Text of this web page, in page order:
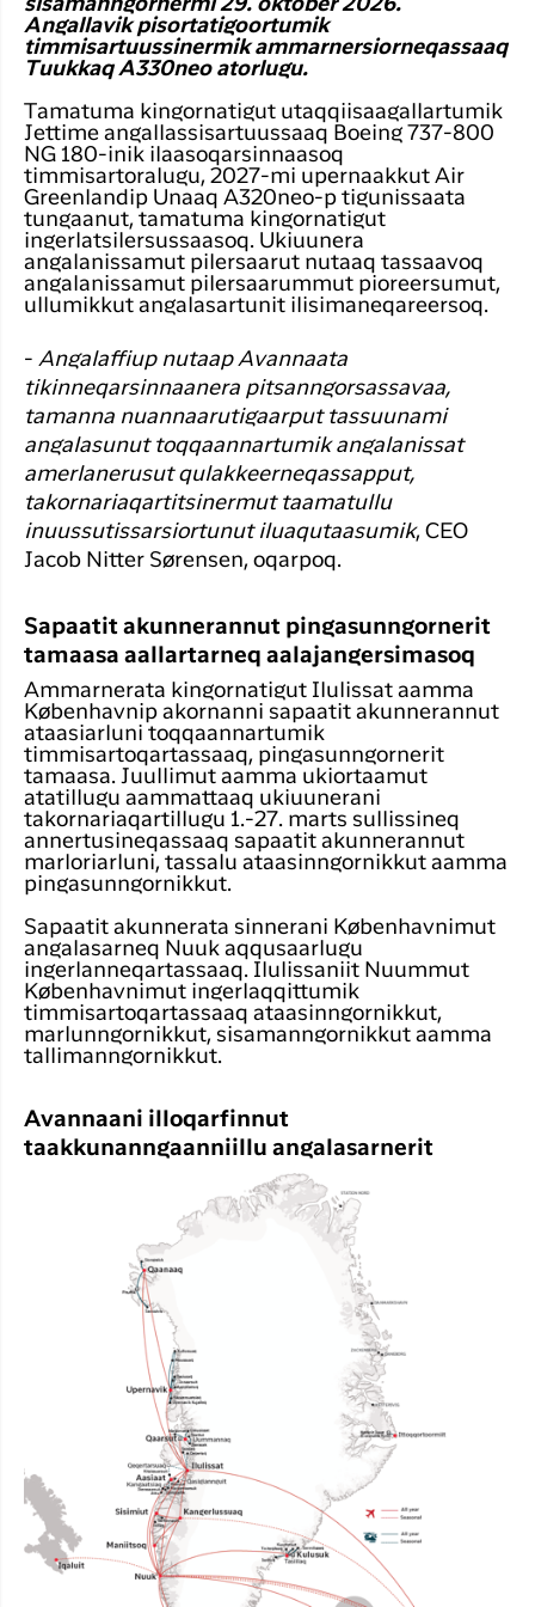
Suliffimmit
angalanerit
Har du glemt din adgangskode?
Ny Profil
Tilmeld dig gratis Club Timmisa og få en
masse eksklusive fordele. Læs mere om
klubben her.
Tilmeld dig Club Timmisa
sisamanngornermi 29. oktober 2026.
Angallavik pisortatigoortumik
timmisartuussinermik ammarnersiorneqassaaq
Tuukkaq A330neo atorlugu.
Tamatuma kingornatigut utaqqiisaagallartumik
Jettime angallassisartuussaaq Boeing 737-800
NG 180-inik ilaasoqarsinnaasoq
timmisartoralugu, 2027-mi upernaakkut Air
Greenlandip Unaaq A320neo-p tigunissaata
tungaanut, tamatuma kingornatigut
ingerlatsilersussaasoq. Ukiuunera
angalanissamut pilersaarut nutaaq tassaavoq
angalanissamut pilersaarummut pioreersumut,
ullumikkut angalasartunit ilisimaneqareersoq.
- Angalaffiup nutaap Avannaata
tikinneqarsinnaanera pitsanngorsassavaa,
tamanna nuannaarutigaarput tassuunami
angalasunut toqqaannartumik angalanissat
amerlanerusut qulakkeerneqassapput,
takornariaqartitsinermut taamatullu
inuussutissarsiortunut iluaqutaasumik, CEO
Jacob Nitter Sørensen, oqarpoq.
Sapaatit akunnerannut pingasunngornerit
tamaasa aallartarneq aalajangersimasoq
Ammarnerata kingornatigut Ilulissat aamma
Københavnip akornanni sapaatit akunnerannut
ataasiarluni toqqaannartumik
timmisartoqartassaaq, pingasunngornerit
tamaasa. Juullimut aamma ukiortaamut
atatillugu aammattaaq ukiuunerani
takornariaqartillugu 1.-27. marts sullissineq
annertusineqassaaq sapaatit akunnerannut
marloriarluni, tassalu ataasinngornikkut aamma
pingasunngornikkut.
Sapaatit akunnerata sinnerani Københavnimut
angalasarneq Nuuk aqqusaarlugu
ingerlanneqartassaaq. Ilulissaniit Nuummut
Københavnimut ingerlaqqittumik
timmisartoqartassaaq ataasinngornikkut,
marlunngornikkut, sisamanngornikkut aamma
tallimanngornikkut.
Avannaani illoqarfinnut
taakkunanngaanniillu angalasarnerit